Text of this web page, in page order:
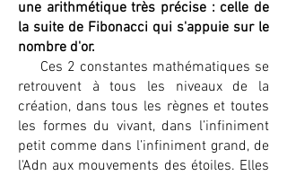
une arithmétique très précise : celle de
la suite de Fibonacci qui s'appuie sur le
nombre d'or.
Ces 2 constantes mathématiques se
retrouvent à tous les niveaux de la
création, dans tous les règnes et toutes
les formes du vivant, dans l’infiniment
petit comme dans l’infiniment grand, de
l'Adn aux mouvements des étoiles. Elles